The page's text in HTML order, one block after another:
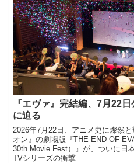
『エヴァ』完結編、7月22
に迫る
2026年7月22日、アニメ史に燦然
オン』の劇場版『THE END OF
30th Movie Fest）』が、ついに日
TVシリーズの衝撃